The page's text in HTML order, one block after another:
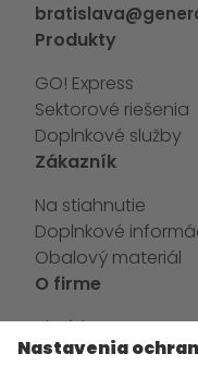
Produkty
GO! Express
Sektorové riešenia
Doplnkové služby
Zákazník
Na stiahnutie
Doplnkové
Obalový materiál
O firme
História
Certifikácia